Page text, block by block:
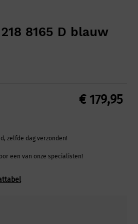
8165 D blauw
€179,95
zelfde dag verzonden!
een van onze specialisten!